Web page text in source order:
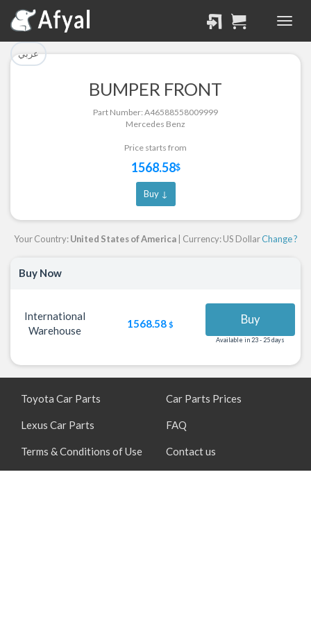
عربي
BUMPER FRONT
Part Number: A46588558009999
Mercedes Benz
Price starts from
1568.58$
Buy ↓
Your Country:United States of America| Currency: US DollarChange ?
Buy Now
International
Warehouse
1568.58 $ Buy
Available in 23 - 25 days
تم إضافة القطعة بنجاح.
Part Successfully
Selected
تم إضافة القطعة للسلة
بنجاح.
Part Added to Cart
Toyota Car Parts
Lexus Car Parts
Terms & Conditions of Use
Car Parts Prices
FAQ
Contact us